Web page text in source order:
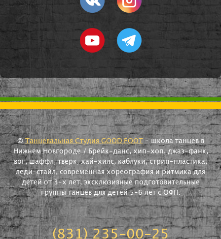
©Танцевальная Студия GOOD FOOT - школа танцев в
Нижнем Новгороде / Брейк-данс, хип-хоп, джаз-фанк,
вог, шаффл, тверк, хай-хилс, каблуки, стрип-пластика,
леди-стайл, современная хореография и ритмика для
детей от 3-х лет, эксклюзивные подготовительные
группы танцев для детей 5-6 лет с ОФП.
(831) 235-00-25